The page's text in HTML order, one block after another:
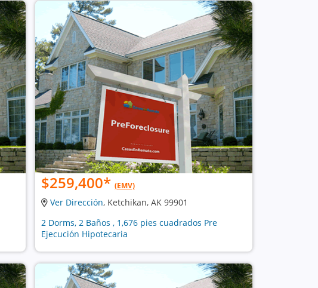
$259,400* (EMV)
Ver Dirección, Ketchikan, AK 99901
2 Dorms, 2 Baños , 1,676 pies cuadrados Pre
Ejecución Hipotecaria